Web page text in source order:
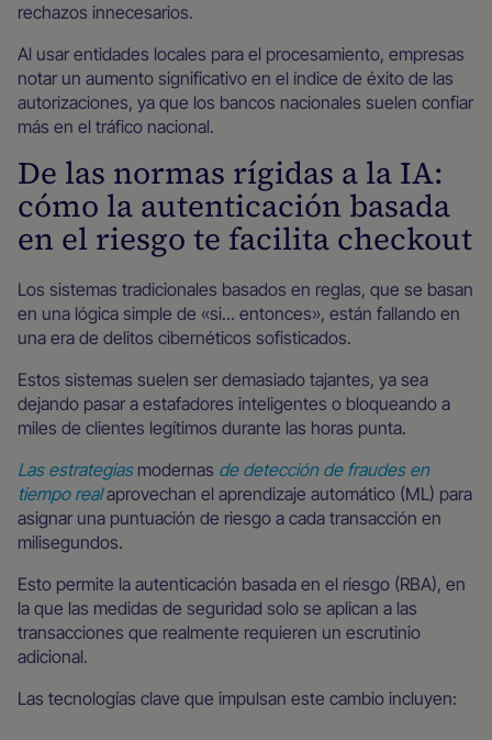
rechazos innecesarios.
Al usar entidades locales para el procesamiento, empresas
notar un aumento significativo en el índice de éxito de las
autorizaciones, ya que los bancos nacionales suelen confiar
más en el tráfico nacional.
De las normas rígidas a la IA:
cómo la autenticación basada
en el riesgo te facilita checkout
Los sistemas tradicionales basados en reglas, que se basan
en una lógica simple de «si... entonces», están fallando en
una era de delitos cibernéticos sofisticados.
Estos sistemas suelen ser demasiado tajantes, ya sea
dejando pasar a estafadores inteligentes o bloqueando a
miles de clientes legítimos durante las horas punta.
Las estrategiasmodernas de detección de fraudes en
tiempo realaprovechan el aprendizaje automático (ML) para
asignar una puntuación de riesgo a cada transacción en
milisegundos.
Esto permite la autenticación basada en el riesgo (RBA), en
la que las medidas de seguridad solo se aplican a las
transacciones que realmente requieren un escrutinio
adicional.
Las tecnologías clave que impulsan este cambio incluyen: